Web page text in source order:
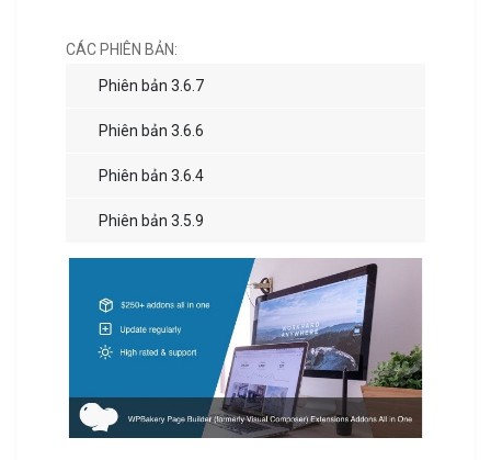
CÁC PHIÊN BẢN:
Phiên bản 3.6.7
Phiên bản 3.6.6
Phiên bản 3.6.4
Phiên bản 3.5.9